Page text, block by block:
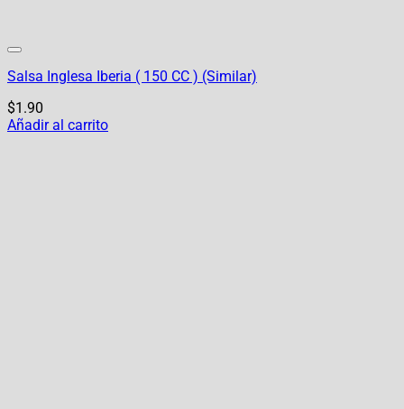
Salsa Inglesa Iberia ( 150 CC ) (Similar)
$1.90
Añadir al carrito